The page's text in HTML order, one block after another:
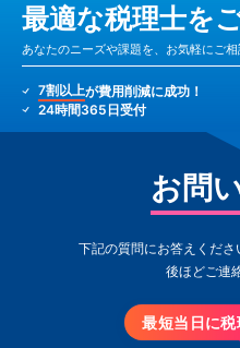
最適な税理士を
あなたのニーズや課題を、お気軽にご
7割以上が費用削減に成功！
24時間365日受付
お問
下記の質問にお答えくださ
後ほどご連
最短当日に税